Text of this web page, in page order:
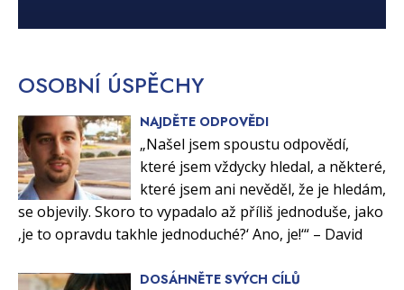
OSOBNÍ ÚSPĚCHY
NAJDĚTE ODPOVĚDI
„Našel jsem spoustu odpovědí,
které jsem vždycky hledal, a některé,
které jsem ani nevěděl, že je hledám,
se objevily. Skoro to vypadalo až příliš jednoduše, jako
‚je to opravdu takhle jednoduché?‘ Ano, je!‘“ – David
DOSÁHNĚTE SVÝCH CÍLŮ